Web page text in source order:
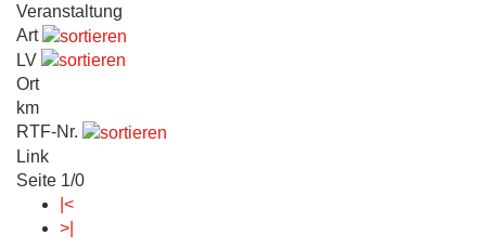
Veranstaltung
Art
LV
Ort
km
RTF-Nr.
Link
Seite 1/0
|<
>|